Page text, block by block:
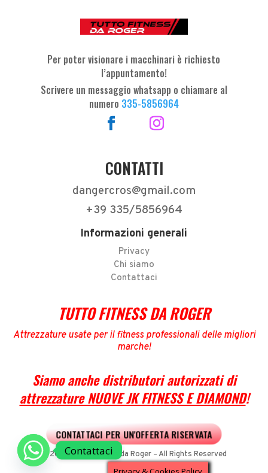
Per poter visionare i macchinari è richiesto
l’appuntamento!
Scrivere un messaggio whatsapp o chiamare al
numero 335-5856964
CONTATTI
dangercros@gmail.com
+39 335/5856964
Informazioni generali
Privacy
Chi siamo
Contattaci
TUTTO FITNESS DA ROGER
Attrezzature usate per il fitness professionali delle migliori
marche!
Siamo anche distributori autorizzati di
attrezzature NUOVE JK FITNESS E DIAMOND!
CONTATTACI PER UN'OFFERTA RISERVATA
© 2022 Tutto Fitness da Roger – All Rights Reserved
Contattaci